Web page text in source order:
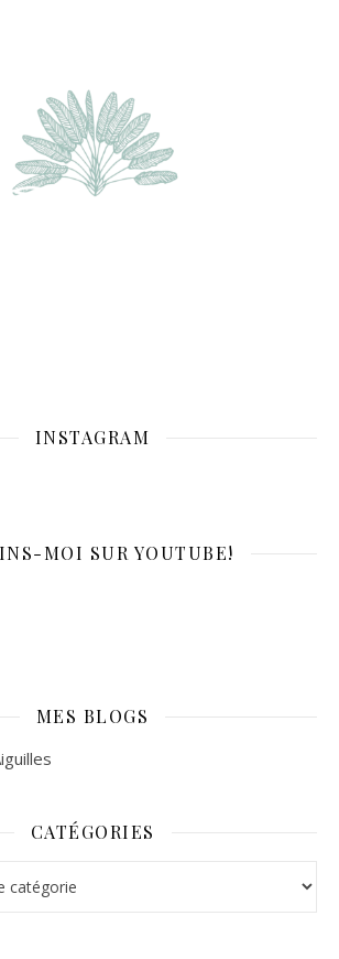
INSTAGRAM
MOI SUR YOUTUBE!
MES BLOGS
CATÉGORIES